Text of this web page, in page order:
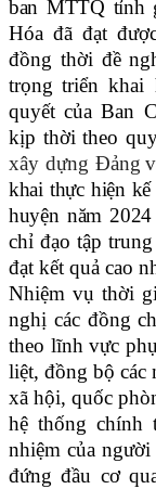
ban MTTQ tỉnh
Hóa đã đạt
đồng thời đề
trọng triển khai
quyết của Ban
kịp thời theo
xây dựng Đảng
khai thực hiện
huyện năm
chỉ đạotập
đạt kết quả cao
Nhiệm vụ thời
nghị các đồng
theo lĩnh vực
liệt, đồng bộ các
xã hội, quốc
hệ thống chính
nhiệm của
đứng đầu cơ